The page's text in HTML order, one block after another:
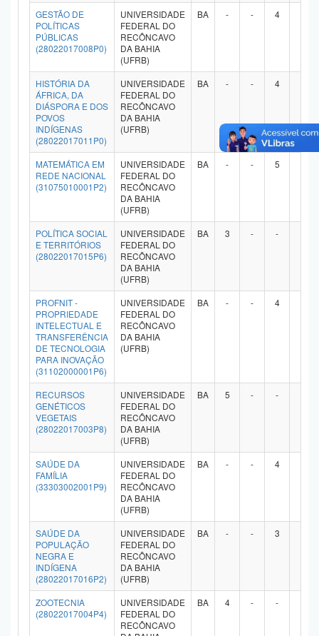
GESTÃO DE
POLÍTICAS
PÚBLICAS
(28022017008P0)
UNIVERSIDADE
FEDERAL DO
RECÔNCAVO
DA BAHIA
(UFRB)
BA - - 4
HISTÓRIA DA
ÁFRICA, DA
DIÁSPORA E DOS
POVOS
INDÍGENAS
(28022017011P0)
UNIVERSIDADE
FEDERAL DO
RECÔNCAVO
DA BAHIA
(UFRB)
BA - - 4
MATEMÁTICA EM
REDE NACIONAL
(31075010001P2)
UNIVERSIDADE
FEDERAL DO
RECÔNCAVO
DA BAHIA
(UFRB)
BA - - 5
POLÍTICA SOCIAL
E TERRITÓRIOS
(28022017015P6)
UNIVERSIDADE
FEDERAL DO
RECÔNCAVO
DA BAHIA
(UFRB)
BA 3 - -
PROFNIT -
PROPRIEDADE
INTELECTUAL E
TRANSFERÊNCIA
DE TECNOLOGIA
PARA INOVAÇÃO
(31102000001P6)
UNIVERSIDADE
FEDERAL DO
RECÔNCAVO
DA BAHIA
(UFRB)
BA - - 4
RECURSOS
GENÉTICOS
VEGETAIS
(28022017003P8)
UNIVERSIDADE
FEDERAL DO
RECÔNCAVO
DA BAHIA
(UFRB)
BA 5 - -
SAÚDE DA
FAMÍLIA
(33303002001P9)
UNIVERSIDADE
FEDERAL DO
RECÔNCAVO
DA BAHIA
(UFRB)
BA - - 4
SAÚDE DA
POPULAÇÃO
NEGRA E
INDÍGENA
(28022017016P2)
UNIVERSIDADE
FEDERAL DO
RECÔNCAVO
DA BAHIA
(UFRB)
BA - - 3
ZOOTECNIA
(28022017004P4)
UNIVERSIDADE
FEDERAL DO
RECÔNCAVO
BA 4 - -